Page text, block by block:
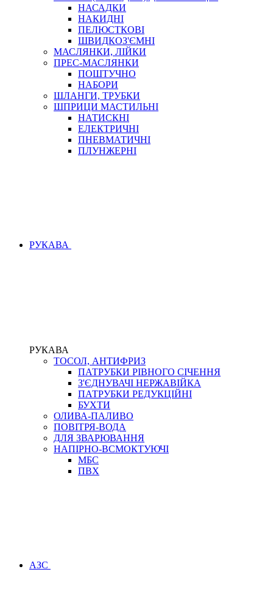
НАСАДКИ
НАКИДНІ
ПЕЛЮСТКОВІ
ШВИДКОЗ'ЄМНІ
МАСЛЯНКИ, ЛІЙКИ
ПРЕС-МАСЛЯНКИ
ПОШТУЧНО
НАБОРИ
ШЛАНГИ, ТРУБКИ
ШПРИЦИ МАСТИЛЬНІ
НАТИСКНІ
ЕЛЕКТРИЧНІ
ПНЕВМАТИЧНІ
ПЛУНЖЕРНІ
РУКАВА
РУКАВА
ТОСОЛ, АНТИФРИЗ
ПАТРУБКИ РІВНОГО СІЧЕННЯ
З'ЄДНУВАЧІ НЕРЖАВІЙКА
ПАТРУБКИ РЕДУКЦІЙНІ
БУХТИ
ОЛИВА-ПАЛИВО
ПОВІТРЯ-ВОДА
ДЛЯ ЗВАРЮВАННЯ
НАПІРНО-ВСМОКТУЮЧІ
МБС
ПВХ
АЗС